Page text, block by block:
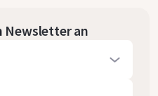
Newsletter an